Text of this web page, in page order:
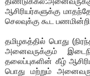
ஆசிரியர்களுக்கு
செலவுக்கு கூட
தமிழகத்தில் பொது
அனைவருக்கும்
தலைப்புகளின் கீழ்
பொது மற்றும்